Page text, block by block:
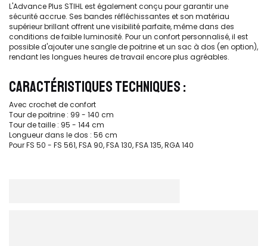
L'Advance Plus STIHL est également conçu pour garantir une
sécurité accrue. Ses bandes réfléchissantes et son matériau
supérieur brillant offrent une visibilité parfaite, même dans des
conditions de faible luminosité. Pour un confort personnalisé, il est
possible d'ajouter une sangle de poitrine et un sac à dos (en option),
rendant les longues heures de travail encore plus agréables.
CARACTÉRISTIQUES TECHNIQUES :
Avec crochet de confort
Tour de poitrine : 99 - 140 cm
Tour de taille : 95 - 144 cm
Longueur dans le dos : 56 cm
Pour FS 50 - FS 561, FSA 90, FSA 130, FSA 135, RGA 140